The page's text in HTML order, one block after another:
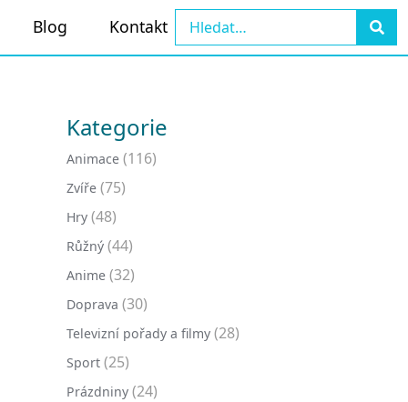
Blog Kontakt
Kategorie
Animace (116)
Zvíře (75)
Hry (48)
Růžný (44)
Anime (32)
Doprava (30)
Televizní pořady a filmy (28)
Sport (25)
Prázdniny (24)